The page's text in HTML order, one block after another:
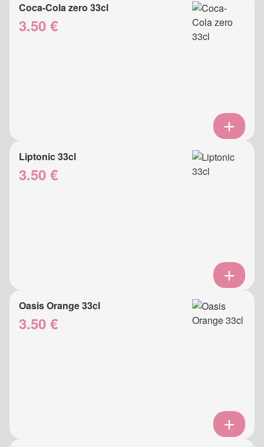
Coca-Cola zero 33cl
3.50 €
Liptonic 33cl
3.50 €
Oasis Orange 33cl
3.50 €